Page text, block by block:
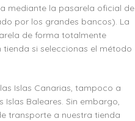
mediante la pasarela oficial de
por los grandes bancos). La
de forma totalmente
si seleccionas el método
Islas Canarias, tampoco a
Islas Baleares. Sin embargo,
transporte a nuestra tienda